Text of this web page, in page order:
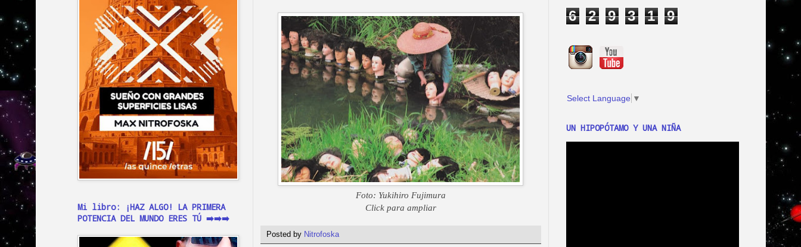
Foto: Yukihiro Fujimura
Click para ampliar
Posted by Nitrofoska
Mi libro: ¡HAZ ALGO! LA PRIMERA
POTENCIA DEL MUNDO ERES TÚ ➡️➡️➡️
6 2 9 3 1 9
Select Language ▼
UN HIPOPÓTAMO Y UNA NIÑA